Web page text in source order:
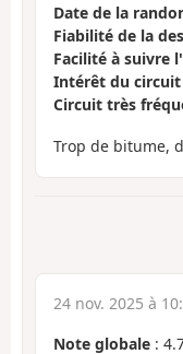
Date de la
Fiabilité de la
Facilité à suivre
Intérêt du
Circuit très
Trop de bitume,
24 nov. 2025 à
Note globale :